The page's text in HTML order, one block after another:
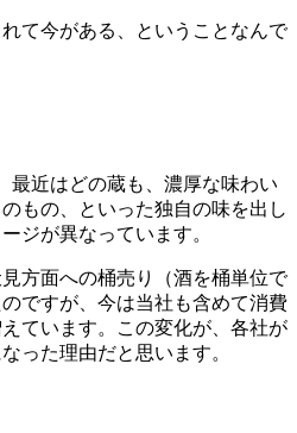
て今がある、ということなんで
最近はどの蔵も、濃厚な味わい
もの、といった独自の味を出し
ジが異なっています。
方面への桶売り（酒を桶単位で
ですが、今は当社も含めて消費
ています。この変化が、各社が
った理由だと思います。